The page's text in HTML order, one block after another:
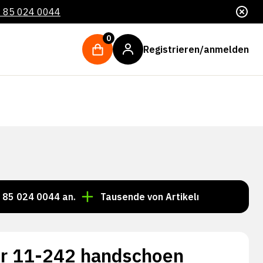
85 024 0044
0
Registrieren/anmelden
an. Tausende von Artikeln immer auf Lager!
11-242 handschoen